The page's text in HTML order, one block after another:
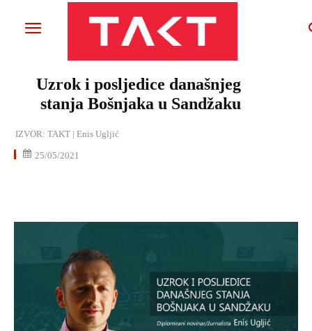
Uzrok i posljedice današnjeg
stanja Bošnjaka u Sandžaku
IZVOR: TAKT | Enis Ugljić
25/05/2021